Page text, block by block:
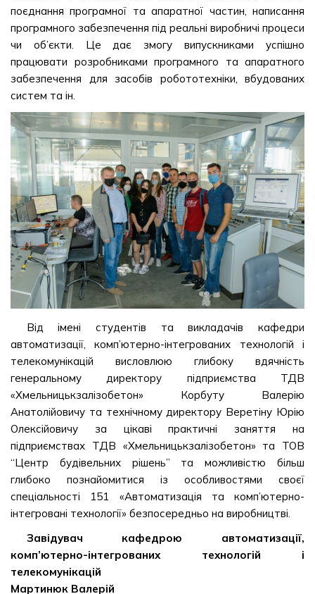
поєднання програмної та апаратної частин, написання
програмного забезпечення під реальні виробничі процеси
чи об’єкти. Це дає змогу випускниками успішно
працювати розробниками програмного та апаратного
забезпечення для засобів робототехніки, вбудованих
систем та ін.
Від імені студентів та викладачів кафедри
автоматизації, комп’ютерно-інтегрованих технологій і
телекомунікацій висловлюю глибоку вдячність
генеральному директору підприємства ТДВ
«Хмельницькзалізобетон» Корбуту Валерію
Анатолійовичу та технічному директору Веретіну Юрію
Олексійовичу за цікаві практичні заняття на
підприємствах ТДВ «Хмельницькзалізобетон» та ТОВ
“Центр будівельних рішень” та можливістю більш
глибоко познайомитися із особливостями своєї
спеціальності 151 «Автоматизація та комп’ютерно-
інтегровані технології» безпосередньо на виробництві.
Завідувач кафедрою автоматизації,
комп’ютерно-інтегрованих технологій і
телекомунікацій
Мартинюк Валерій